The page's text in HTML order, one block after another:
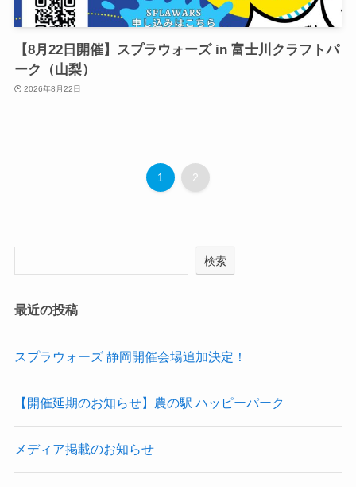
【8月22日開催】スプラウォーズ in 富士川クラフトパ
ーク（山梨）
2026年8月22日
1 2
検索
最近の投稿
スプラウォーズ 静岡開催会場追加決定！
【開催延期のお知らせ】農の駅 ハッピーパーク
メディア掲載のお知らせ